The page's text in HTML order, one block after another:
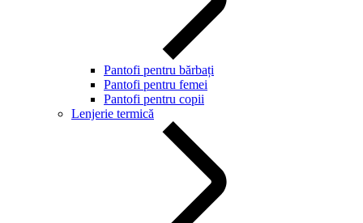
Pantofi pentru bărbați
Pantofi pentru femei
Pantofi pentru copii
Lenjerie termică